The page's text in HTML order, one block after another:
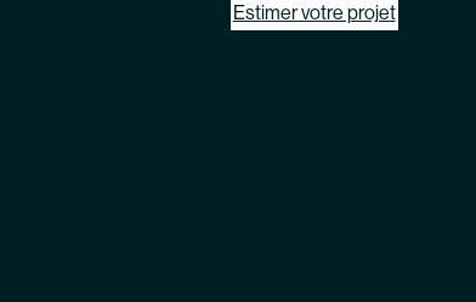
Estimer votre projet